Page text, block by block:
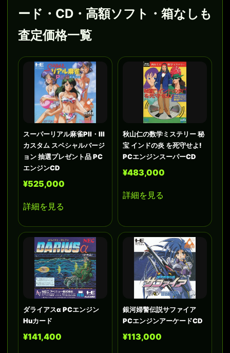
ード・CD・高額ソフト・箱なしも
査定価格一覧
スーパーリアル麻雀PII・III
カスタム スペシャルバージ
ョン 抽選プレゼント品 PC
エンジンCD
¥525,000
詳細を見る
秋山仁の数学ミステリー 秘
宝 インドの炎 を死守せよ!
PCエンジンスーパーCD
¥483,000
詳細を見る
ダライアスα PCエンジン
Huカード
¥141,400
銀河婦警伝説サファイア
PCエンジンアーケードCD
¥113,000